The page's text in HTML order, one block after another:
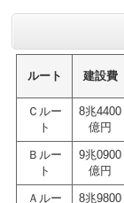
ルート 建設費
Ｃルー
ト
8兆4400
億円
Ｂルー
ト
9兆0900
億円
Ａルー
8兆9800